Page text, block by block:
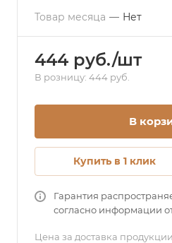
Товар месяца — Нет
444 руб./шт
В розницу: 444 руб.
В
Купить в 1 клик
Гарантия
согласно информации
Цена за доставка